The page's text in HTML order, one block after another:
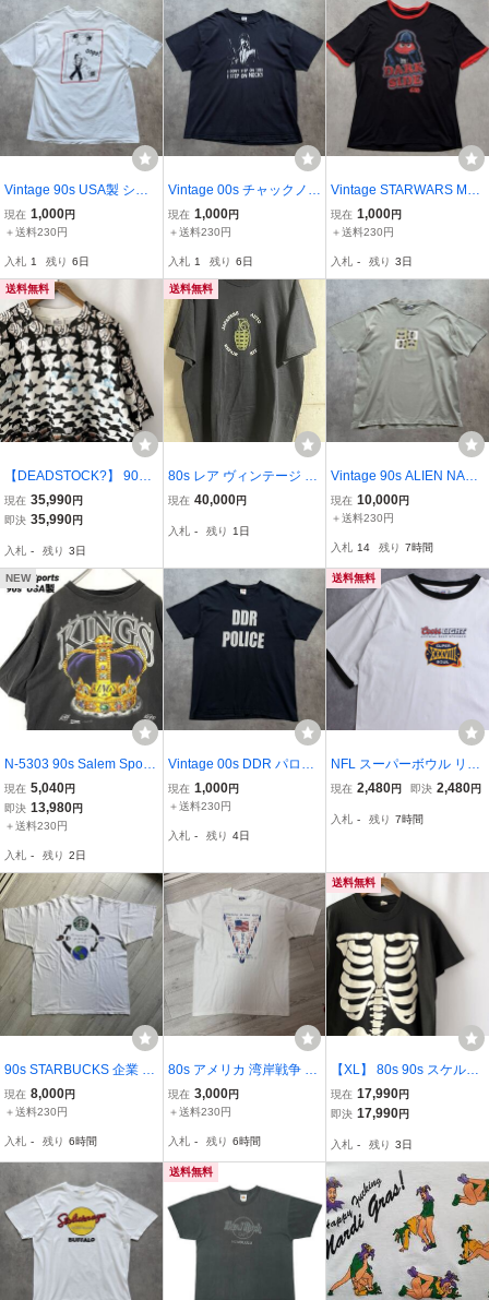
Vintage 90s USA製 シン
グルステッチ 企業 アート
Tシャツ ヴィンテージ ビ
ター ジョーク 検 80s 映画
バンド
現在 1,000円
＋送料230円
入札 1 残り 6日
Vintage 00s チャックノリ
ス 映画 Tシャツ MOVIE
ヴィンテージ ビンテージ
ングルステッチ バンド バ
ンT ツアー
現在 1,000円
＋送料230円
入札 1 残り 6日
Vintage STARWARS M&
M's ダースベイダー Tシャ
ツ Disney ディズニー キ
スターウォーズ TEE 検 9
現在 1,000円
＋送料230円
入札 - 残り 3日
送料無料
【DEADSTOCK?】 90s
MC Escher オーバープリ
ント Tシャツ XL USA製
ッシャー アート オリジナ
ル ヴィンテージ NOS
現在 35,990円
即決 35,990円
入札 - 残り 3日
送料無料
80s レア ヴィンテージ H
ARLEY DAVIDSON JAPA
EPAIR KIT Tシャツ ハー
ハーレー XL アメリカ製
現在 40,000円
入札 - 残り 1日
Vintage 90s ALIEN NATI
ON シングルステッチ Tシ
ャツ 宇宙人 エイリアン
ジ ビンテージ 90年代 検
USA製 STUSSY
現在 10,000円
＋送料230円
入札 14 残り 7時間
NEW
N-5303 90s Salem Sports
wear セーラムスポーツウ
ェア LA KINGS ロサンゼ
ルスキングス Tシャツ XL
NHL ホッケー 黒
現在 5,040円
即決 13,980円
＋送料230円
入札 - 残り 2日
Vintage 00s DDR パロデ
ィ ジョーク Tシャツ ヴィ
ンテージ ビンテージ 検 9
ルステッチ サンフェード
現在 1,000円
＋送料230円
入札 - 残り 4日
送料無料
NFL スーパーボウル リン
ガーTシャツ XLサイズ ビ
ットボウル アメカジ アメ
現在 2,480円 即決 2,480円
入札 - 残り 7時間
90s STARBUCKS 企業 ロ
ゴ Tシャツ XL スターバッ
クス スタバ アドバタイズ
ージ ビンテージ 00s/APP
LE タコベル
現在 8,000円
＋送料230円
入札 - 残り 6時間
80s アメリカ 湾岸戦争 T
シャツ XL USA製 ミリタ
リー アーミー 星条旗 ア
S ヴィンテージ ビンテー
ジ ヘインズ 90s
現在 3,000円
＋送料230円
入札 - 残り 6時間
送料無料
【XL】 80s 90s スケルト
ン Tシャツ ブラック USA
製 ビンテージ 80年代 90
カ製 米国製 オリジナル
ヴィンテージ
現在 17,990円
即決 17,990円
入札 - 残り 3日
送料無料